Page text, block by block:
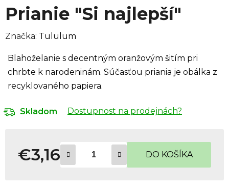
Prianie "Si najlepší"
Značka: Tululum
Blahoželanie s decentným oranžovým šitím pri
chrbte k narodeninám. Súčasťou priania je obálka z
recyklovaného papiera.
Skladom Dostupnost na prodejnách?
€3,16 DO KOŠÍKA